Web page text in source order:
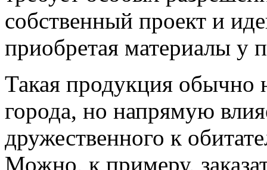
собственный проект и
приобретая материалы у
Такая продукция обычно
города, но напрямую
дружественного к
Можно, к примеру,